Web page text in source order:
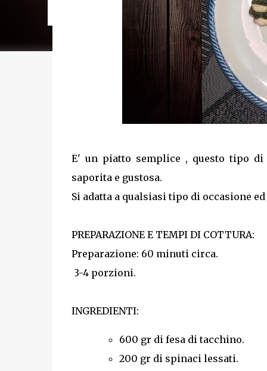
cotture da 5 minuti) Tempo di ri...
E' un piatto semplice , questo tipo
saporita e gustosa.
Si adatta a qualsiasi tipo di occasione
PREPARAZIONE E TEMPI DI COTTURA:
Preparazione: 60 minuti circa.
3-4 porzioni.
INGREDIENTI:
600 gr di fesa di tacchino.
200 gr di spinaci lessati.